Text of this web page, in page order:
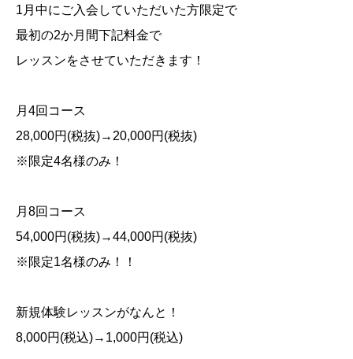
1 月中にご入会していただいた方限定で
最初の2か月間下記料金で
レッスンをさせていただきます！
月 4回コース
28,000円 (税抜)→20,000円 (税抜)
※ 限定4名様のみ！
月 8回コース
54,000円 (税抜)→44,000円 (税抜)
※ 限定1名様のみ！！
新規体験レッスンがなんと！
8,000円 (税込)→1,000円 (税込)